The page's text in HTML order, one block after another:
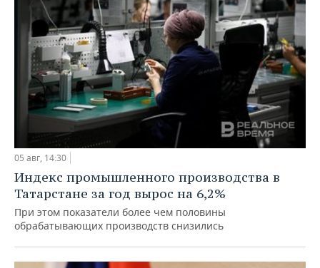
05 авг, 14:30
Индекс промышленного производства в
Татарстане за год вырос на 6,2%
При этом показатели более чем половины
обрабатывающих производств снизились